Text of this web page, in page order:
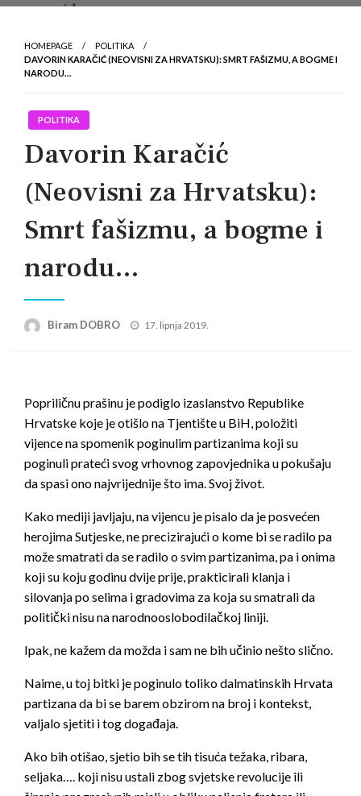
HOMEPAGE
POLITIKA
DAVORIN KARAČIĆ (NEOVISNI ZA HRVATSKU): SMRT FAŠIZMU, A BOGME I
NARODU…
POLITIKA
Davorin Karačić
(Neovisni za Hrvatsku):
Smrt fašizmu, a bogme i
narodu…
Biram DOBRO
Posted
17. lipnja 2019.
Popriličnu prašinu je podiglo izaslanstvo Republike
Hrvatske koje je otišlo na Tjentište u BiH, položiti
vijence na spomenik poginulim partizanima koji su
poginuli prateći svog vrhovnog zapovjednika u pokušaju
da spasi ono najvrijednije što ima. Svoj život.
Kako mediji javljaju, na vijencu je pisalo da je posvećen
herojima Sutjeske, ne precizirajući o kome bi se radilo pa
može smatrati da se radilo o svim partizanima, pa i onima
koji su koju godinu dvije prije, prakticirali klanja i
silovanja po selima i gradovima za koja su smatrali da
politički nisu na narodnooslobodilačkoj liniji.
Ipak, ne kažem da možda i sam ne bih učinio nešto slično.
Naime, u toj bitki je poginulo toliko dalmatinskih Hrvata
partizana da bi se barem obzirom na broj i kontekst,
valjalo sjetiti i tog događaja.
Ako bih otišao, sjetio bih se tih tisuća težaka, ribara,
seljaka…. koji nisu ustali zbog svjetske revolucije ili